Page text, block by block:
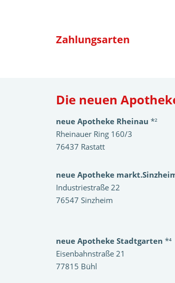
Zahlungsarten
Die neuen
neue Apotheke Rheinau *²
Rheinauer Ring 160/3
76437 Rastatt
neue Apotheke
Industriestraße 22
76547 Sinzheim
neue Apotheke Stadtgarten *⁴
Eisenbahnstraße 21
77815 Bühl